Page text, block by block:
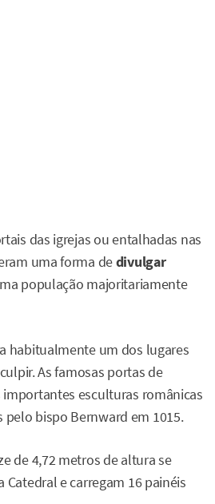
das igrejas ou entalhadas nas
uma forma dedivulgar
população majoritariamente
habitualmente um dos lugares
As famosas portas de
importantes esculturas românicas
bispo Bernward em 1015.
de 4,72 metros de altura se
e carregam 16 painéis